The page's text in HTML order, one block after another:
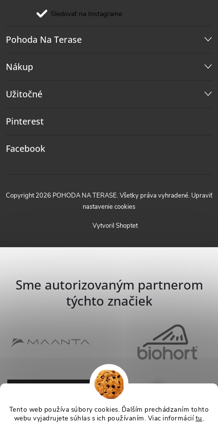
Tento web používa súbory cookies. Ďalším prechádzaním tohto
webu vyjadrujete súhlas s ich používaním. Viac informáciítu.
Sledovať na Instagrame
Pohoda Na Terase
Nákup
Užitočné
Pinterest
Facebook
Vytvoril Shoptet
Copyright 2026 POHODA NA TERASE. Všetky práva vyhradené. Upraviť
nastavenie cookies
Sme autorizovaným partnerom
týchto značiek